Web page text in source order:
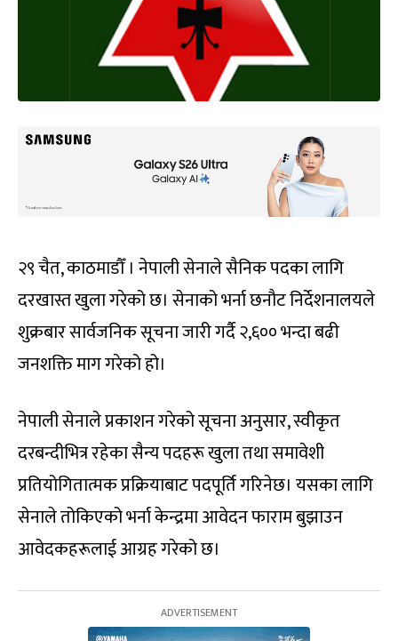
२९ चैत, काठमाडौँ । नेपाली सेनाले सैनिक पदका लागि
दरखास्त खुला गरेको छ। सेनाको भर्ना छनौट निर्देशनालयले
शुक्रबार सार्वजनिक सूचना जारी गर्दै २,६०० भन्दा बढी
जनशक्ति माग गरेको हो।
नेपाली सेनाले प्रकाशन गरेको सूचना अनुसार, स्वीकृत
दरबन्दीभित्र रहेका सैन्य पदहरू खुला तथा समावेशी
प्रतियोगितात्मक प्रक्रियाबाट पदपूर्ति गरिनेछ। यसका लागि
सेनाले तोकिएको भर्ना केन्द्रमा आवेदन फाराम बुझाउन
आवेदकहरूलाई आग्रह गरेको छ।